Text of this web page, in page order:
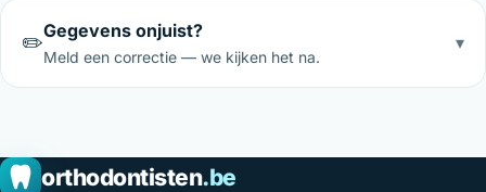
✏️Gegevens onjuist?
Meld een correctie — we kijken het na.
▾
orthodontisten.be